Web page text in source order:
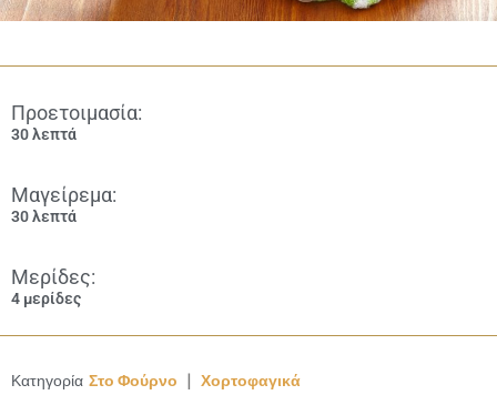
Προετοιμασία:
30 λεπτά
Μαγείρεμα:
30 λεπτά
Μερίδες:
4 μερίδες
Κατηγορία Στο Φούρνο | Χορτοφαγικά